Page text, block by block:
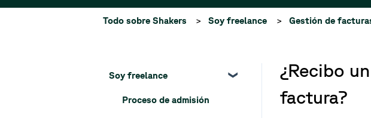
Todo sobre Shakers Soy freelance Gestión de
¿Recibo
factura?
Soy freelance
Proceso de admisión